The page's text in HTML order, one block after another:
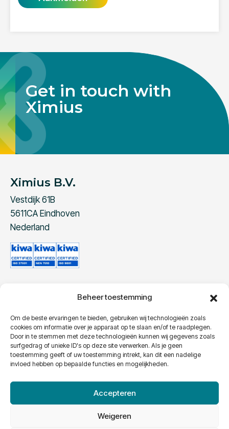
Beheer toestemming
Om de beste ervaringen te bieden, gebruiken wij technologieën zoals
cookies om informatie over je apparaat op te slaan en/of te raadplegen.
Door in te stemmen met deze technologieën kunnen wij gegevens zoals
surfgedrag of unieke ID's op deze site verwerken. Als je geen
toestemming geeft of uw toestemming intrekt, kan dit een nadelige
invloed hebben op bepaalde functies en mogelijkheden.
Accepteren
Weigeren
Get in touch with
Ximius
Ximius B.V.
Vestdijk 61B
5611CA Eindhoven
Nederland
Telefoon: +31 40 240 96 10
E-Mail:info@ximius.eu